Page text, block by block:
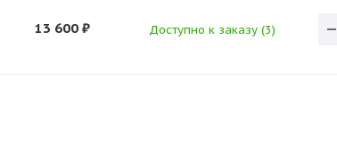
13 600 ₽ Доступно к заказу (3)